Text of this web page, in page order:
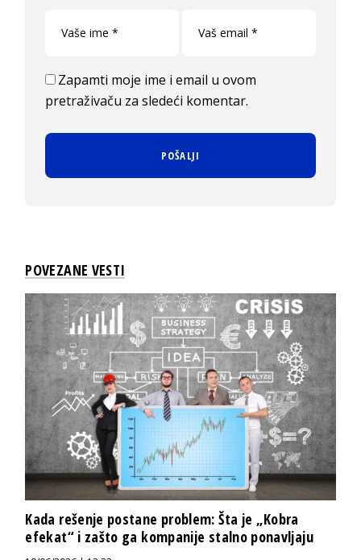
Zapamti moje ime i email u ovom
pretraživaču za sledeći komentar.
POVEZANE VESTI
Kada rešenje postane problem: Šta je „Kobra
efekat“ i zašto ga kompanije stalno ponavljaju